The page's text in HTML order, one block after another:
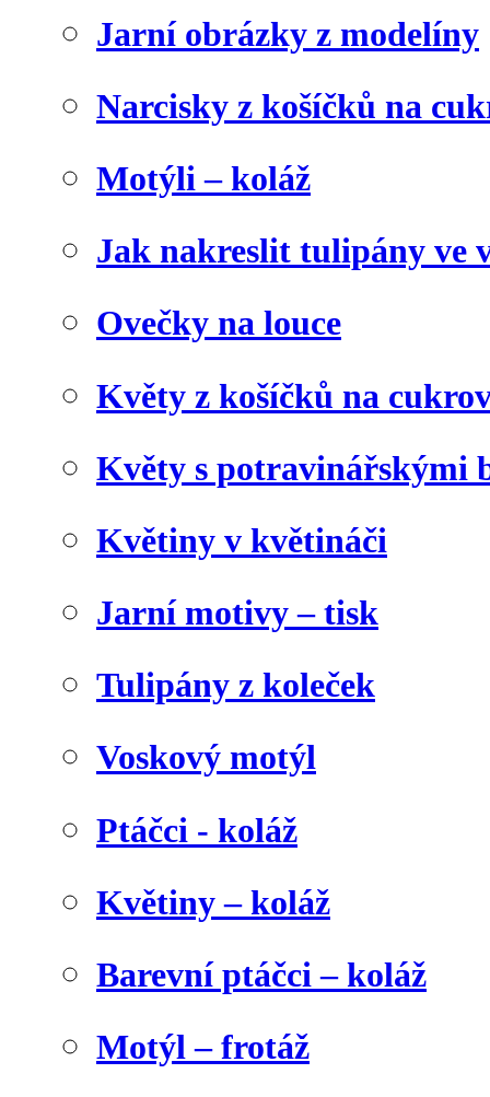
Jarní obrázky z modelíny
Narcisky z košíčků na
Motýli – koláž
Jak nakreslit tulipány ve
Ovečky na louce
Květy z košíčků na
Květy s potravinářskými
Květiny v květináči
Jarní motivy – tisk
Tulipány z koleček
Voskový motýl
Ptáčci - koláž
Květiny – koláž
Barevní ptáčci – koláž
Motýl – frotáž